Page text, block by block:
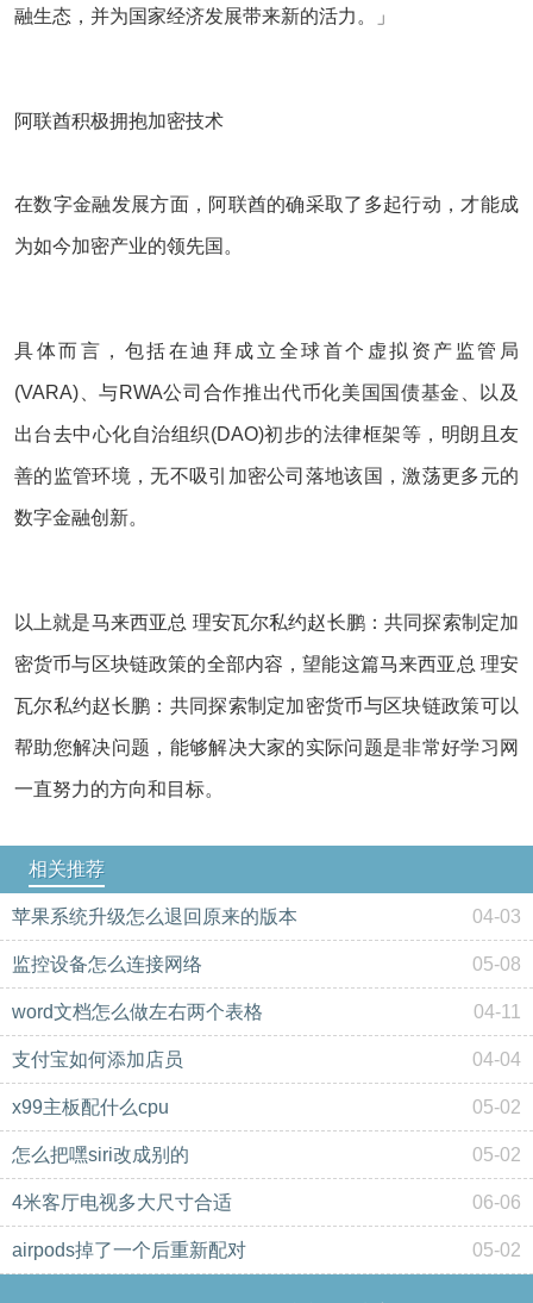
融生态，并为国家经济发展带来新的活力。」
阿联酋积极拥抱加密技术
在数字金融发展方面，阿联酋的确采取了多起行动，才能成
为如今加密产业的领先国。
具体而言，包括在迪拜成立全球首个虚拟资产监管局
(VARA)、与RWA公司合作推出代币化美国国债基金、以及
出台去中心化自治组织(DAO)初步的法律框架等，明朗且友
善的监管环境，无不吸引加密公司落地该国，激荡更多元的
数字金融创新。
以上就是马来西亚总 理安瓦尔私约赵长鹏：共同探索制定加
密货币与区块链政策的全部内容，望能这篇马来西亚总 理安
瓦尔私约赵长鹏：共同探索制定加密货币与区块链政策可以
帮助您解决问题，能够解决大家的实际问题是非常好学习网
一直努力的方向和目标。
相关推荐
苹果系统升级怎么退回原来的版本 04-03
监控设备怎么连接网络 05-08
word文档怎么做左右两个表格 04-11
支付宝如何添加店员 04-04
x99主板配什么cpu 05-02
怎么把嘿siri改成别的 05-02
4米客厅电视多大尺寸合适 06-06
airpods掉了一个后重新配对 05-02